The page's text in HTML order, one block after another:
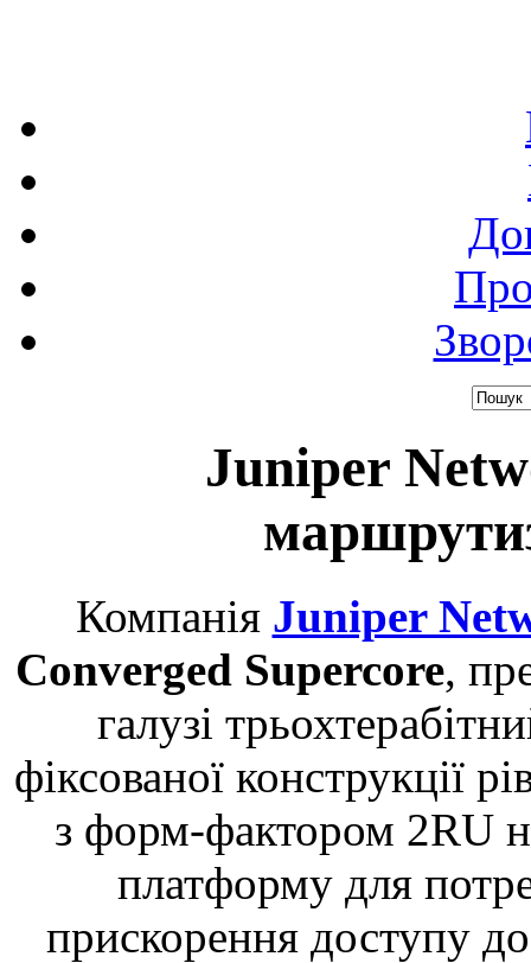
Juniper
Компанія Juniper
Converged Supercore,
галузі
фіксованої конструкції
з форм-фактором 2RU
платформу для
прискорення доступу